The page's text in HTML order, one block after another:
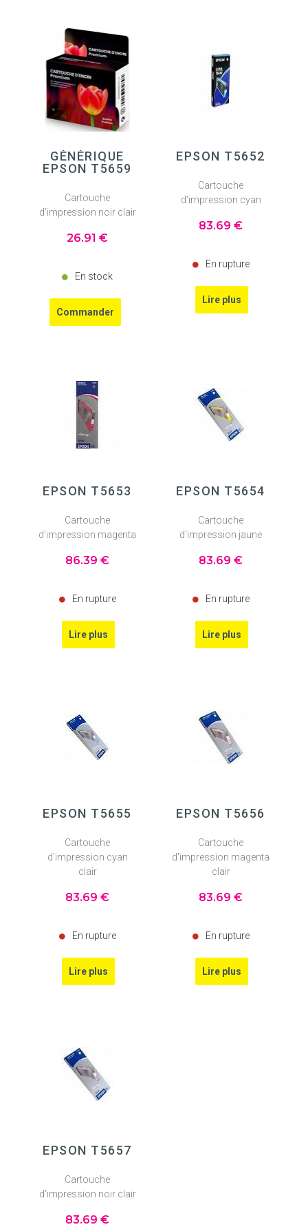
GÉNÉRIQUE
EPSON T5659
Cartouche
d'impression noir clair
26.91 €
En stock
EPSON T5652
Cartouche
d'impression cyan
83.69 €
En rupture
EPSON T5653
Cartouche
d'impression magenta
86.39 €
En rupture
EPSON T5654
Cartouche
d'impression jaune
83.69 €
En rupture
EPSON T5655
Cartouche
d'impression cyan
clair
83.69 €
En rupture
EPSON T5656
Cartouche
d'impression magenta
clair
83.69 €
En rupture
EPSON T5657
Cartouche
d'impression noir clair
83.69 €